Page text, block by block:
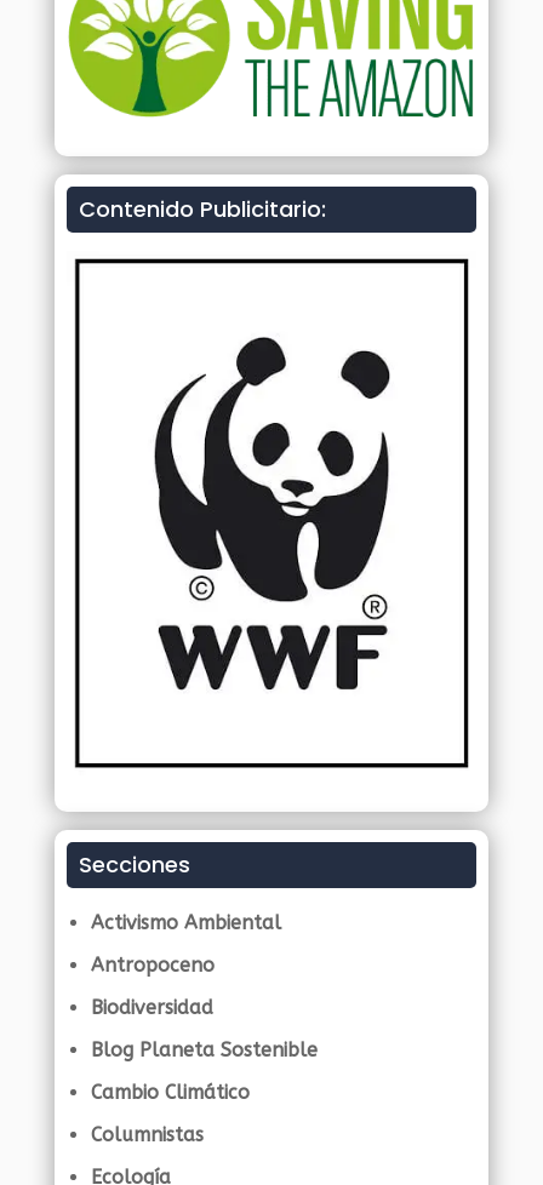
Contenido Publicitario:
Secciones
Activismo Ambiental
Antropoceno
Biodiversidad
Blog Planeta Sostenible
Cambio Climático
Columnistas
Ecología